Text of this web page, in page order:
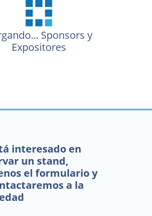
Sponsors y
Expositores
interesado en
un stand,
el formulario y
a la